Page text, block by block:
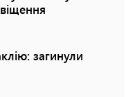
загинули